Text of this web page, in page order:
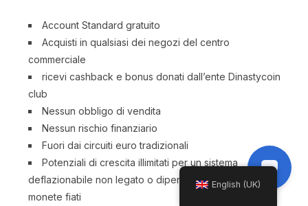
Account Standard gratuito
Acquisti in qualsiasi dei negozi del centro
commerciale
ricevi cashback e bonus donati dall’ente Dinastycoin
club
Nessun obbligo di vendita
Nessun rischio finanziario
Fuori dai circuiti euro tradizionali
Potenziali di crescita illimitati per un sistema
deflazionabile non legato o dipendente al valore delle
monete fiati
English (UK)